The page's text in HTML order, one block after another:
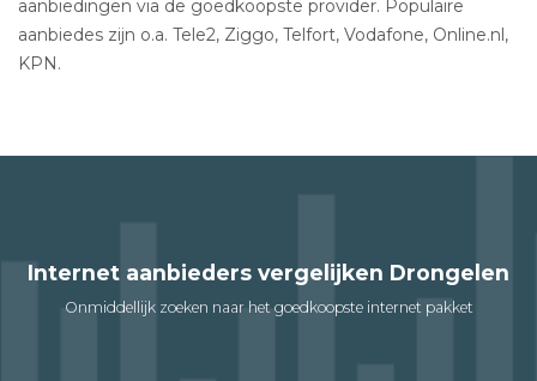
aanbiedingen via de goedkoopste provider. Populaire
aanbiedes zijn o.a. Tele2, Ziggo, Telfort, Vodafone, Online.nl,
KPN.
Internet aanbieders vergelijken Drongelen
Onmiddellijk zoeken naar het goedkoopste internet pakket